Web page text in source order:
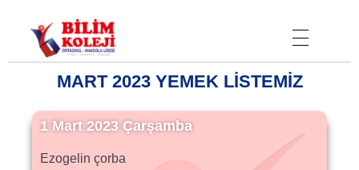
Bilim Koleji
MART 2023 YEMEK LİSTEMİZ
1 Mart 2023 Çarşamba
Ezogelin çorba